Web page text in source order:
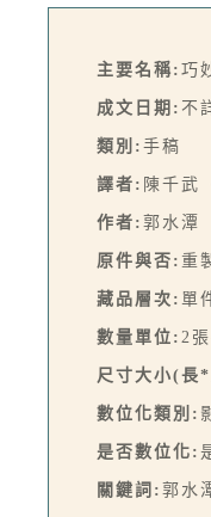
主要名稱: 巧
成文日期: 不
類別: 手稿
譯者: 陳千武
作者: 郭水潭
原件與否: 重
藏品層次: 單
數量單位: 2
尺寸大小(長
數位化類別:
是否數位化:
關鍵詞: 郭水